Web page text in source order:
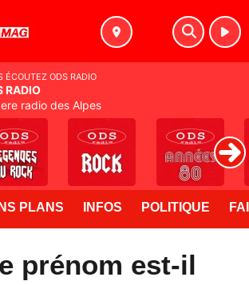
PLANS INFOS POLITIQUE
prénom est-il
ÉCOUTEZ ODS RADIO
RADIO
radio des Alpes